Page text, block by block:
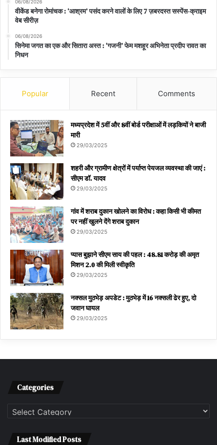
06/08/2026
वीकेंड बनेगा रोमांचक : ‘आश्रम’ पसंद करने वालों के लिए 7 ज़बरदस्त सस्पेंस-क्राइम
वेब सीरीज़
06/08/2026
सिनेमा जगत का एक और सितारा अस्त : ‘गजनी’ फेम मशहूर अभिनेता प्रदीप रावत का
निधन
Popular Recent Comments
मध्यप्रदेश में 5वीं और 8वीं बोर्ड परीक्षाओं में लड़कियों ने बाजी
मारी
29/03/2025
शहरी और ग्रामीण क्षेत्रों में पर्याप्त पेयजल व्यवस्था की जाएं :
सीएम डॉ. यादव
29/03/2025
गांव में शराब दुकान खोलने का विरोध : कहा किसी भी कीमत
पर नहीं खुलने देंगे शराब दुकान
29/03/2025
प्यास बुझाने सीएम साय की पहल : 48.81 करोड़ की अमृत
मिशन 2.0 की मिली स्वीकृति
29/03/2025
नक्सल मुठभेड़ अपडेट : मुठभेड़ में 16 नक्सली ढेर हुए, दो
जवान घायल
29/03/2025
Categories
Categories
Last Modified Posts